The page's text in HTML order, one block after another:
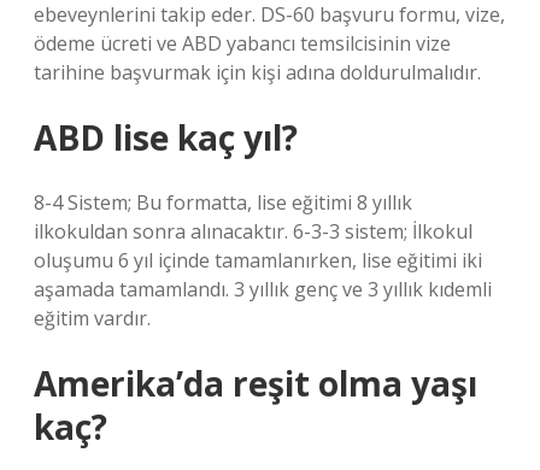
ebeveynlerini takip eder. DS-60 başvuru formu, vize,
ödeme ücreti ve ABD yabancı temsilcisinin vize
tarihine başvurmak için kişi adına doldurulmalıdır.
ABD lise kaç yıl?
8-4 Sistem; Bu formatta, lise eğitimi 8 yıllık
ilkokuldan sonra alınacaktır. 6-3-3 sistem; İlkokul
oluşumu 6 yıl içinde tamamlanırken, lise eğitimi iki
aşamada tamamlandı. 3 yıllık genç ve 3 yıllık kıdemli
eğitim vardır.
Amerika’da reşit olma yaşı
kaç?